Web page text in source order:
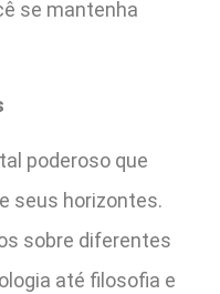
se mantenha
poderoso que
seus horizontes.
sobre diferentes
até filosofia e